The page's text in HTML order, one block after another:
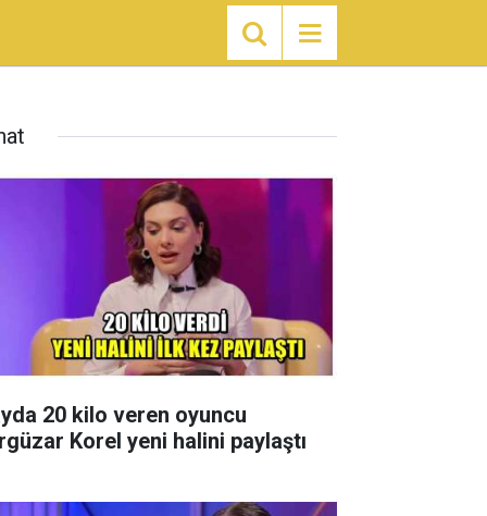
20 kilo veren oyuncu
Korel yeni halini paylaştı